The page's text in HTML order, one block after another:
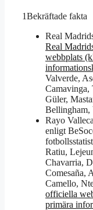
1Bekräftade fakta
Real
Real
webbplats
Valverde,
Camavinga,
Güler,
Bellingham,
Rayo
enligt
Ratiu,
Chavarria,
Comesaña,
Camello,
officiella
primära